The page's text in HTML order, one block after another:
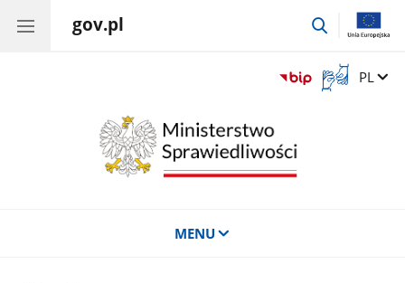
gov.pl
przejdź
Otwórz
okno
Zmień
PL
MENU